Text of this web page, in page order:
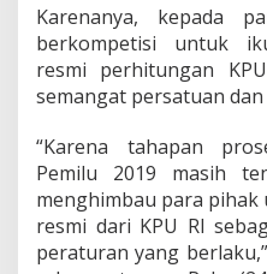
Karenanya, kepada
berkompetisi untuk
resmi perhitungan
semangat persatuan
“Karena tahapan
Pemilu 2019 masih
menghimbau para
resmi dari KPU RI
peraturan yang